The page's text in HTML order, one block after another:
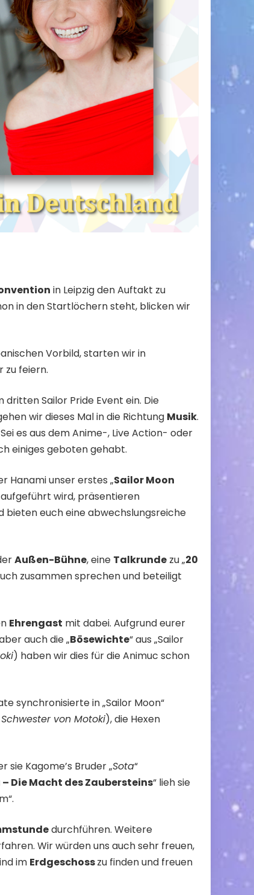
in Leipzig den Auftakt zu
in den Startlöchern steht, blicken wir
Vorbild, starten wir in
zu feiern.
dritten Sailor Pride Event ein. Die
wir dieses Mal in die Richtung Musik.
es aus dem Anime-, Live Action- oder
einiges geboten gehabt.
Hanami unser erstes „Sailor Moon
wird, präsentieren
bieten euch eine abwechslungsreiche
Außen-Bühne, eine Talkrunde zu „20
zusammen sprechen und beteiligt
Ehrengast mit dabei. Aufgrund eurer
auch die „Bösewichte“ aus „Sailor
) haben wir dies für die Animuc schon
synchronisierte in „Sailor Moon“
von Motoki), die Hexen
sie Kagome’s Bruder „Sota“
Die Macht des Zaubersteins“ lieh sie
durchführen. Weitere
Wir würden uns auch sehr freuen,
im Erdgeschosszu finden und freuen